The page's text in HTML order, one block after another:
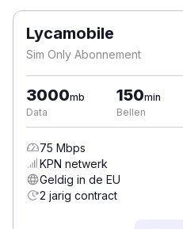
Lycamobile
Sim Only Abonnement
3000mb
Data
150min
Bellen
75 Mbps
KPN netwerk
Geldig in de EU
2 jarig contract